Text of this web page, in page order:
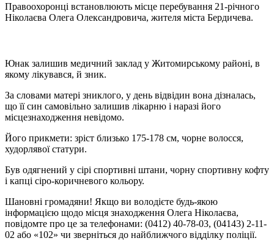
Правоохоронці встановлюють місце перебування 21-річного
Ніколаєва Олега Олександровича, жителя міста Бердичева.
Юнак залишив медичний заклад у Житомирському районі, в
якому лікувався, й зник.
За словами матері зниклого, у день відвідин вона дізналась,
що її син самовільно залишив лікарню і наразі його
місцезнаходження невідомо.
Його прикмети: зріст близько 175-178 см, чорне волосся,
худорлявої статури.
Був одягнений у сірі спортивні штани, чорну спортивну кофту
і капці сіро-коричневого кольору.
Шановні громадяни! Якщо ви володієте будь-якою
інформацією щодо місця знаходження Олега Ніколаєва,
повідомте про це за телефонами: (0412) 40-78-03, (04143) 2-11-
02 або «102» чи зверніться до найближчого відділку поліції.